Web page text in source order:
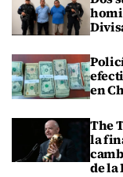
en
The
la
de la